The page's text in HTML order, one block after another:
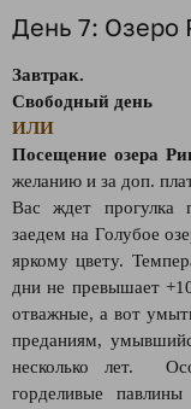
День 7: Озеро
Завтрак.
Свободный день
ИЛИ
Посещение озера
желанию и за доп.
Вас ждет
заедем на Голубое
яркому цвету.
дни не превышает
отважные, а вот
преданиям,
несколько лет.
горделивые